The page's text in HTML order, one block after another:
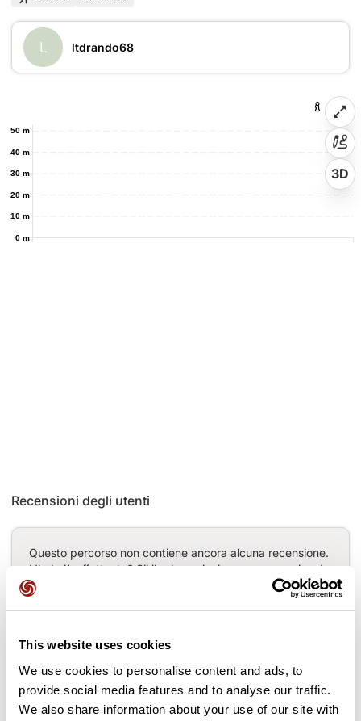
This website uses cookies
We use cookies to personalise content and ads, to
provide social media features and to analyse our traffic.
We also share information about your use of our site with
L ltdrando68
0 m
10 m
20 m
30 m
40 m
50 m
3D
Recensioni degli utenti
Questo percorso non contiene ancora alcuna recensione.
L'hai già effettuato? Sii il primo a inviare una recensione!